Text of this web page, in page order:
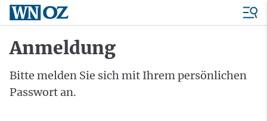
Anmeldung
Bitte melden Sie sich mit Ihrem persönlichen
Passwort an.